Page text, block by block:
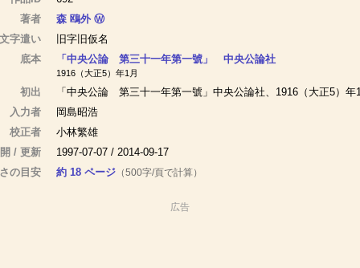
著者
森 鴎外 Ⓦ
字遣い
旧字旧仮名
底本
「中央公論 第三十一年第一號」 中央公論社
1916（大正5）年1月
初出
「中央公論 第三十一年第一號」中央公論社、1916（大正5）年
入力者
岡島昭浩
校正者
小林繁雄
/ 更新
1997-07-07 / 2014-09-17
の目安
約 18 ページ（500字/頁で計算）
広告